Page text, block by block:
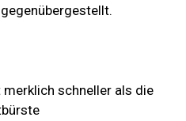
merklich schneller als die